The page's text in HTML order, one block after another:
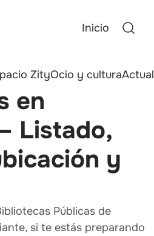
Inicio
ZityOcio y cultura
en
Listado,
y
Públicas de
si te estás preparando